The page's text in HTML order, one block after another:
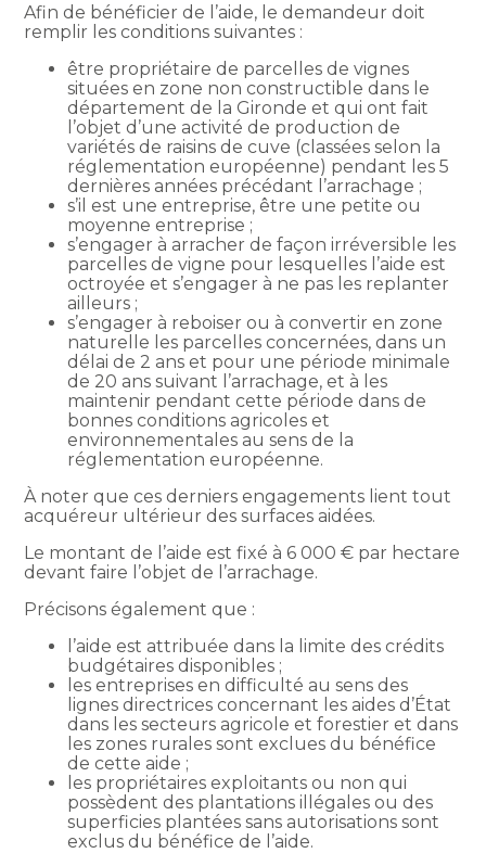
Afin de bénéficier de l’aide, le demandeur doit
remplir les conditions suivantes :
être propriétaire de parcelles de vignes
situées en zone non constructible dans le
département de la Gironde et qui ont fait
l’objet d’une activité de production de
variétés de raisins de cuve (classées selon la
réglementation européenne) pendant les 5
dernières années précédant l’arrachage ;
s’il est une entreprise, être une petite ou
moyenne entreprise ;
s’engager à arracher de façon irréversible les
parcelles de vigne pour lesquelles l’aide est
octroyée et s’engager à ne pas les replanter
ailleurs ;
s’engager à reboiser ou à convertir en zone
naturelle les parcelles concernées, dans un
délai de 2 ans et pour une période minimale
de 20 ans suivant l’arrachage, et à les
maintenir pendant cette période dans de
bonnes conditions agricoles et
environnementales au sens de la
réglementation européenne.
À noter que ces derniers engagements lient tout
acquéreur ultérieur des surfaces aidées.
Le montant de l’aide est fixé à 6 000 € par hectare
devant faire l’objet de l’arrachage.
Précisons également que :
l’aide est attribuée dans la limite des crédits
budgétaires disponibles ;
les entreprises en difficulté au sens des
lignes directrices concernant les aides d’État
dans les secteurs agricole et forestier et dans
les zones rurales sont exclues du bénéfice
de cette aide ;
les propriétaires exploitants ou non qui
possèdent des plantations illégales ou des
superficies plantées sans autorisations sont
exclus du bénéfice de l’aide.